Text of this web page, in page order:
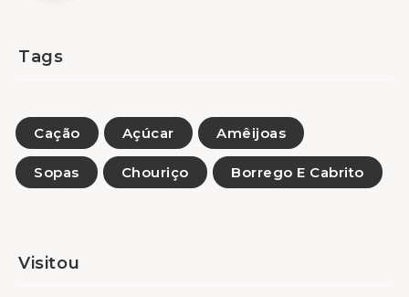
Tags
Cação Açúcar Amêijoas
Sopas Chouriço Borrego E Cabrito
Visitou